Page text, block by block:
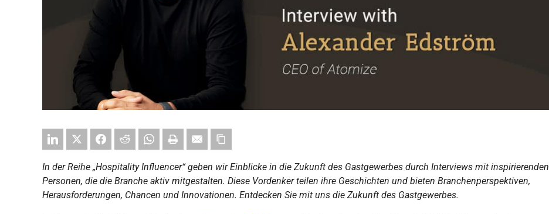
In der Reihe „Hospitality Influencer“ geben wir Einblicke in die Zukunft des Gastgewerbes durch Interviews mit inspirierenden
Personen, die die Branche aktiv mitgestalten. Diese Vordenker teilen ihre Geschichten und bieten Branchenperspektiven,
Herausforderungen, Chancen und Innovationen. Entdecken Sie mit uns die Zukunft des Gastgewerbes.